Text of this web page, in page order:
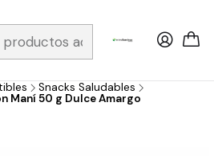
/ Envios a todo el país y
Snacks Saludables
Maní 50 g Dulce Amargo